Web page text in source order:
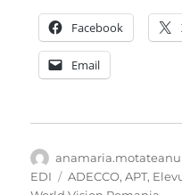
Facebook
Email
Autor
anamaria.motateanu
EDI
Etichete
ADECCO,APT,